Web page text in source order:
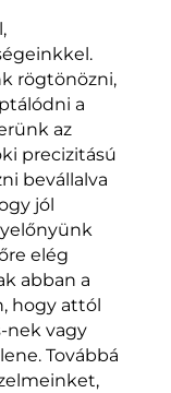
rögtönözni,
a
az
precizitású
bevállalva
jól
elég
abban a
hogy attól
nek vagy
Továbbá